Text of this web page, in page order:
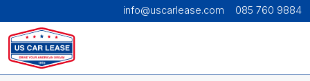
info@uscarlease.com 085 760 9884